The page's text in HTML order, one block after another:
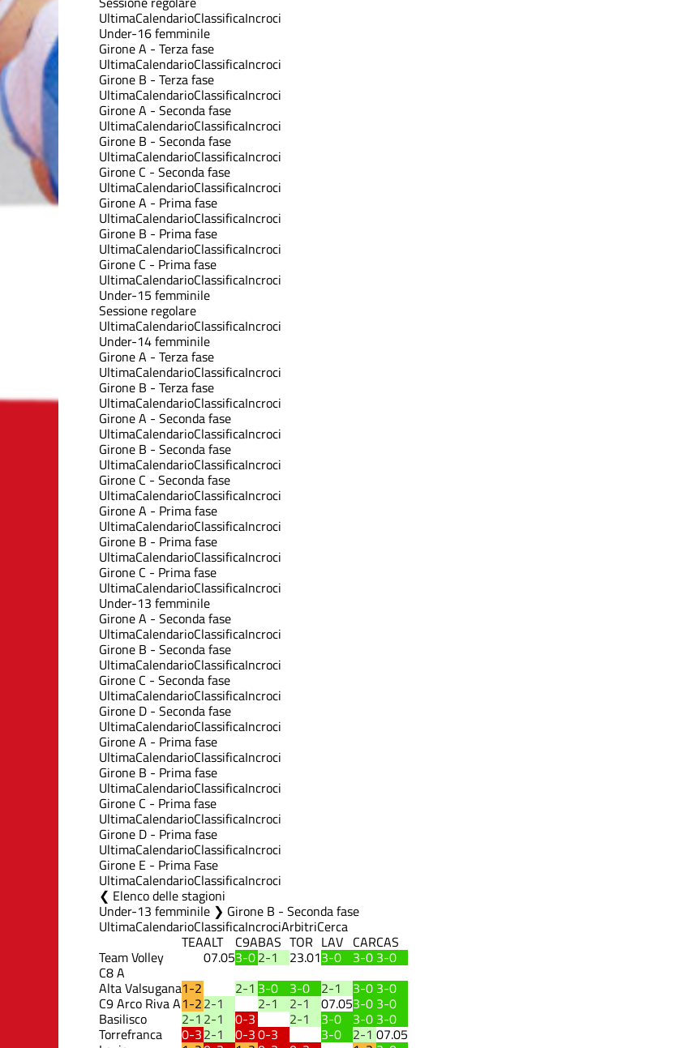
UltimaCalendarioClassificaIncroci
Under-16 femminile
Girone A - Terza fase
UltimaCalendarioClassificaIncroci
Girone B - Terza fase
UltimaCalendarioClassificaIncroci
Girone A - Seconda fase
UltimaCalendarioClassificaIncroci
Girone B - Seconda fase
UltimaCalendarioClassificaIncroci
Girone C - Seconda fase
UltimaCalendarioClassificaIncroci
Girone A - Prima fase
UltimaCalendarioClassificaIncroci
Girone B - Prima fase
UltimaCalendarioClassificaIncroci
Girone C - Prima fase
UltimaCalendarioClassificaIncroci
Under-15 femminile
Sessione regolare
UltimaCalendarioClassificaIncroci
Under-14 femminile
Girone A - Terza fase
UltimaCalendarioClassificaIncroci
Girone B - Terza fase
UltimaCalendarioClassificaIncroci
Girone A - Seconda fase
UltimaCalendarioClassificaIncroci
Girone B - Seconda fase
UltimaCalendarioClassificaIncroci
Girone C - Seconda fase
UltimaCalendarioClassificaIncroci
Girone A - Prima fase
UltimaCalendarioClassificaIncroci
Girone B - Prima fase
UltimaCalendarioClassificaIncroci
Girone C - Prima fase
UltimaCalendarioClassificaIncroci
Under-13 femminile
Girone A - Seconda fase
UltimaCalendarioClassificaIncroci
Girone B - Seconda fase
UltimaCalendarioClassificaIncroci
Girone C - Seconda fase
UltimaCalendarioClassificaIncroci
Girone D - Seconda fase
UltimaCalendarioClassificaIncroci
Girone A - Prima fase
UltimaCalendarioClassificaIncroci
Girone B - Prima fase
UltimaCalendarioClassificaIncroci
Girone C - Prima fase
UltimaCalendarioClassificaIncroci
Girone D - Prima fase
UltimaCalendarioClassificaIncroci
Girone E - Prima Fase
UltimaCalendarioClassificaIncroci
Elenco delle stagioni
Under-13 femminile ❯ Girone B - Seconda fase
UltimaCalendarioClassificaIncrociArbitriCerca
TEAALT C9ABAS TOR LAV CARCAS
Team Volley
C8 A
07.053-02-1 23.013-0 3-0 3-0
Alta Valsugana1-2 2-1 3-0 3-0 2-1 3-0 3-0
C9 Arco Riva A1-22-1 2-1 2-1 07.053-0 3-0
Basilisco 2-1 2-1 0-3 2-1 3-0 3-0 3-0
Torrefranca 0-32-1 0-30-3 3-0 2-1 07.05